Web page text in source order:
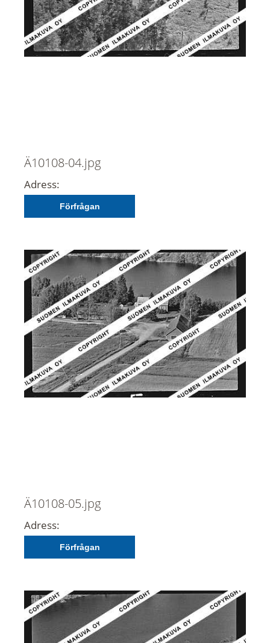
Ä10108-04.jpg
Adress:
Förfrågan
Ä10108-05.jpg
Adress:
Förfrågan